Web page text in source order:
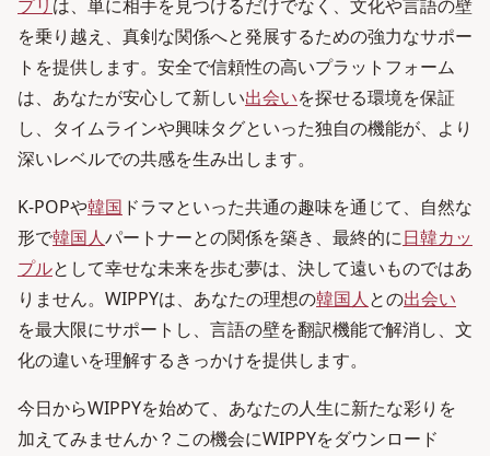
プリ は、単に相手を見つけるだけでなく、文化や言語の壁
を乗り越え、真剣な関係へと発展するための強力なサポー
トを提供します。安全で信頼性の高いプラットフォーム
は、あなたが安心して新しい出会いを探せる環境を保証
し、タイムラインや興味タグといった独自の機能が、より
深いレベルでの共感を生み出します。
K-POPや韓国 ドラマといった共通の趣味を通じて、自然な
形で韓国人パートナーとの関係を築き、最終的に日韓カッ
プルとして幸せな未来を歩む夢は、決して遠いものではあ
りません。WIPPYは、あなたの理想の韓国人との出会い
を最大限にサポートし、言語の壁を翻訳機能で解消し、文
化の違いを理解するきっかけを提供します。
今日からWIPPYを始めて、あなたの人生に新たな彩りを
加えてみませんか？この機会にWIPPYをダウンロード